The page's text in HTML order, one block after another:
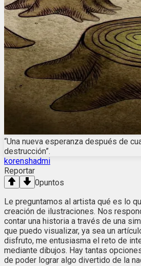
“Una nueva esperanza después de
destrucción”.
korenshadmi
Reportar
0puntos
Le preguntamos al artista qué es lo
creación de ilustraciones. Nos
contar una historia a través de una
que puedo visualizar, ya sea un
disfruto, me entusiasma el reto de
mediante dibujos. Hay tantas
de poder lograr algo divertido de la